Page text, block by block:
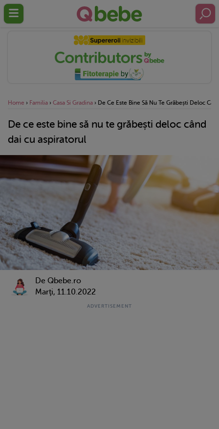
Home › Familia › Casa Si Gradina › De Ce Este Bine Să Nu Te Grăbești Deloc
De ce este bine să nu te grăbești deloc când
dai cu aspiratorul
De Qbebe.ro
Marţi, 11.10.2022